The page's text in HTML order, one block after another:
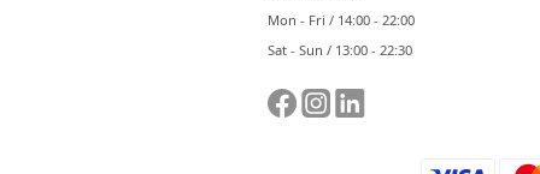
Mon - Fri / 14:00 - 22:00
Sat - Sun / 13:00 - 22:30